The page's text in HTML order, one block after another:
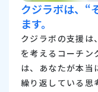
クジラボは、“
ます。
クジラボの支援は
を考えるコーチン
は、あなたが本当
繰り返している思